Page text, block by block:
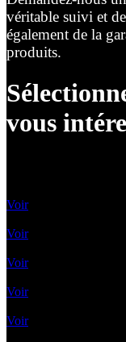
véritable suivi et
également de la
produits.
vous
Voir
Voir
Voir
Voir
Voir